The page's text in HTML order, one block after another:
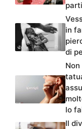
in
di
lo
Il